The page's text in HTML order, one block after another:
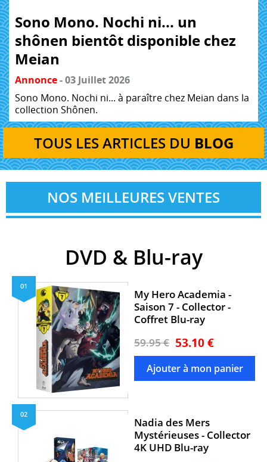
Sono Mono. Nochi ni... un
shônen bientôt disponible chez
Meian
Annonce- 03 Juillet 2026
Sono Mono. Nochi ni... à paraître chez Meian dans la
collection Shônen.
TOUS LES ARTICLES DU BLOG
NOS MEILLEURES VENTES
DVD & Blu-ray
01
My Hero Academia -
Saison 7 - Collector -
Coffret Blu-ray
59.95 € 53.10 €
02
Nadia des Mers
Mystérieuses - Collector
4K UHD Blu-ray